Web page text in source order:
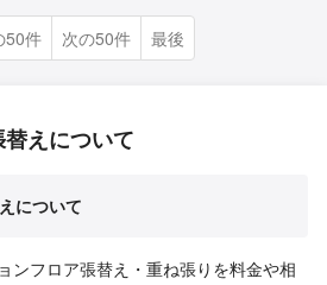
50件 次の50件 最後
えについて
について
ンフロア張替え・重ね張りを料金や相